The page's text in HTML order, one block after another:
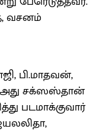
வசனம்
பி.மாதவன்,
அது சக்ஸஸ்தான்
படமாக்குவார்